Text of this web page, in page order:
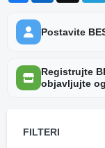
Postavite
Registrujte
objavljujte
FILTERI